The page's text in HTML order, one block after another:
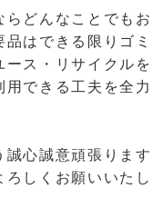
らどんなことでもお
はできる限りゴミ
ース・リサイクルを
できる工夫を全力
誠心誠意頑張ります
しくお願いいたし